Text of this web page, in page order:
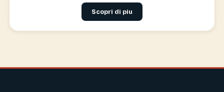
Scopri di piu